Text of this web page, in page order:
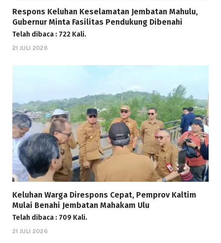
Respons Keluhan Keselamatan Jembatan Mahulu,
Gubernur Minta Fasilitas Pendukung Dibenahi
Telah dibaca : 722 Kali.
21 JULI 2026
Keluhan Warga Direspons Cepat, Pemprov Kaltim
Mulai Benahi Jembatan Mahakam Ulu
Telah dibaca : 709 Kali.
21 JULI 2026